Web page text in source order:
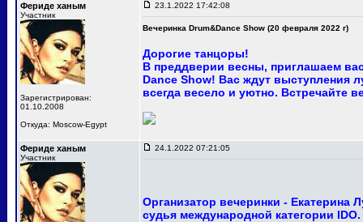
Фериде ханым
Участник
Зарегистрирован:
01.10.2008
Откуда: Moscow-Egypt
23.1.2022 17:42:08
Вечеринка Drum&Dance Show (20 февраля 2022 г)
Дорогие танцоры!
В преддверии весны, приглашаем
Dance Show! Вас ждут выступления
всегда весело и уютно. Встречайте
Фериде ханым
Участник
24.1.2022 07:21:05
Организатор вечеринки -
судья международной категории